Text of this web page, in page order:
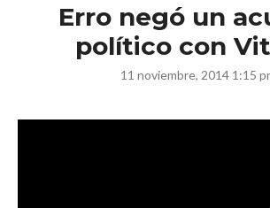
Erro negó un
político con
11 noviembre, 2014 1:15